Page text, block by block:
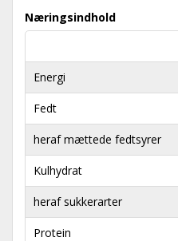
Næringsindhold
Energi
Fedt
heraf mættede fedtsyrer
Kulhydrat
heraf sukkerarter
Protein